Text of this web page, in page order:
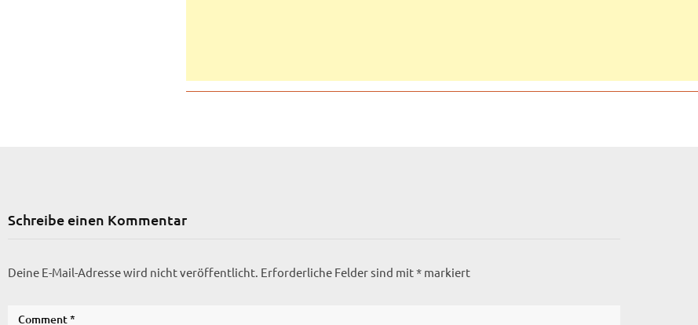
Schreibe einen Kommentar
Deine E-Mail-Adresse wird nicht veröffentlicht. Erforderliche Felder sind mit* markiert